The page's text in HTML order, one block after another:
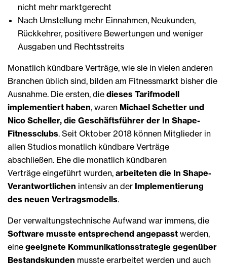
nicht mehr marktgerecht
Nach Umstellung mehr Einnahmen, Neukunden,
Rückkehrer, positivere Bewertungen und weniger
Ausgaben und Rechtsstreits
Monatlich kündbare Verträge, wie sie in vielen anderen
Branchen üblich sind, bilden am Fitnessmarkt bisher die
Ausnahme. Die ersten, die dieses Tarifmodell
implementiert haben, waren Michael Schetter und
Nico Scheller, die Geschäftsführer der In Shape-
Fitnessclubs. Seit Oktober 2018 können Mitglieder in
allen Studios monatlich kündbare Verträge
abschließen. Ehe die monatlich kündbaren
Verträge eingeführt wurden, arbeiteten die In Shape-
Verantwortlichen intensiv an der Implementierung
des neuen Vertrags­modells.
Der verwaltungs­technische Aufwand war immens, die
Software musste entsprechend angepasst werden,
eine geeignete Kommunikations­strategie gegenüber
Bestandskunden musste erarbeitet werden und auch